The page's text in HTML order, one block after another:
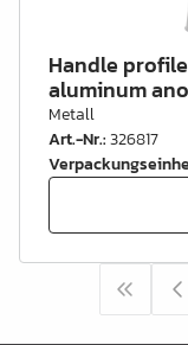
Handle
aluminum
Metall
Art.-Nr.:326817